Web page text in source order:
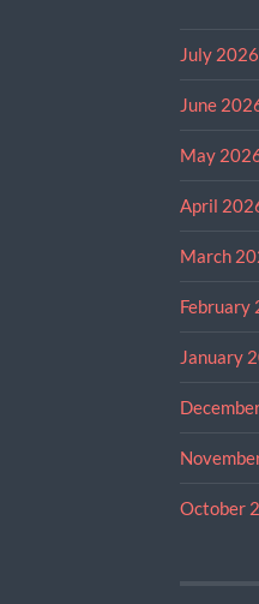
July 2026
June
May
April
March
February
January
October